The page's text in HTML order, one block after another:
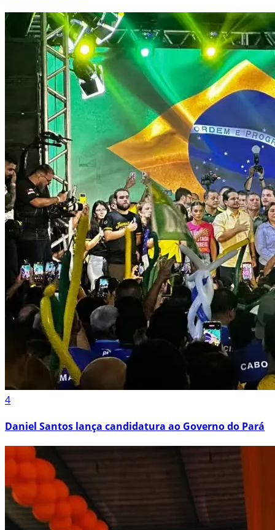
4
Daniel Santos lança candidatura ao Governo do Pará